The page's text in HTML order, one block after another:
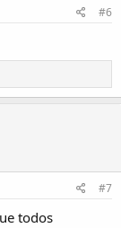
#6
#7
todos